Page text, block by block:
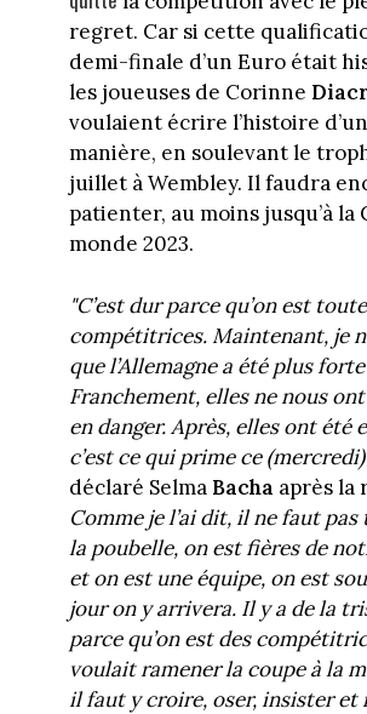
regret. Car si cette
demi-finale d’un Euro était
les joueuses de Corinne
voulaient écrire l’histoire
manière, en soulevant le
juillet à Wembley. Il faudra
patienter, au moins jusqu’à la
monde 2023.
"C’est dur parce qu’on est
compétitrices. Maintenant, je
que l’Allemagne a été plus
Franchement, elles ne nous
en danger. Après, elles ont été
c’est ce qui prime ce
déclaré Selma Bacha après la
Comme je l’ai dit, il ne faut
la poubelle, on est fières de
et on est une équipe, on est
jour on y arrivera. Il y a de la
parce qu’on est des
voulait ramener la coupe à la
il faut y croire, oser, insister et